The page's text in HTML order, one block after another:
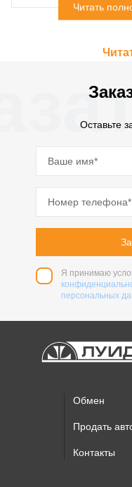
Читать
Оставьте
Я принимаю
персональных
Обмен
Продать
Контакты